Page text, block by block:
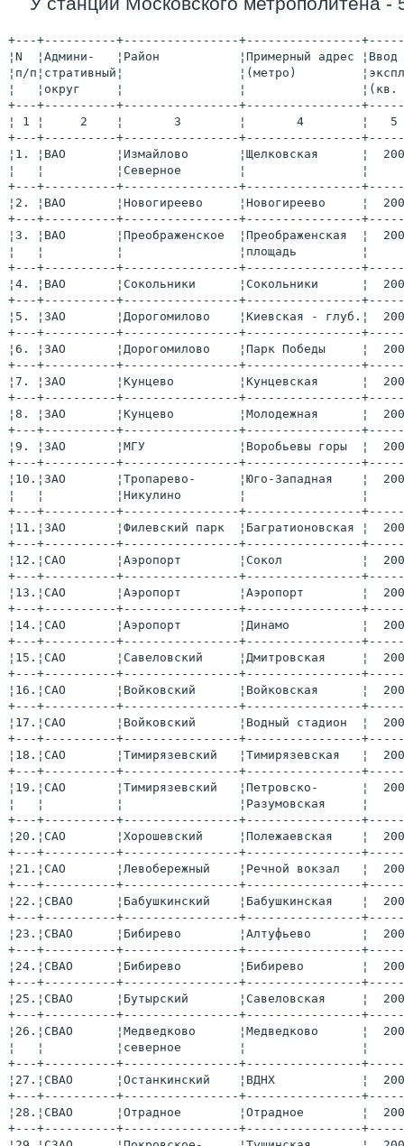
+---+----------+----------------+----------------
¦N  ¦Админи-   ¦Район           ¦Примерный адрес
¦п/п¦стративный¦                ¦(метро)         ¦экспл.
¦   ¦округ     ¦                ¦                ¦(кв.
+---+----------+----------------+----------------
¦ 1 ¦     2    ¦       3        ¦       4        ¦   5
+---+----------+----------------+----------------
¦1. ¦ВАО       ¦Измайлово       ¦Щелковская      ¦  200
¦   ¦          ¦Северное        ¦                ¦
+---+----------+----------------+----------------
¦2. ¦ВАО       ¦Новогиреево     ¦Новогиреево     ¦
+---+----------+----------------+----------------
¦3. ¦ВАО       ¦Преображенское  ¦Преображенская  ¦
¦   ¦          ¦                ¦площадь         ¦
+---+----------+----------------+----------------
¦4. ¦ВАО       ¦Сокольники      ¦Сокольники      ¦  200
+---+----------+----------------+----------------
¦5. ¦ЗАО       ¦Дорогомилово    ¦Киевская - глуб.¦
+---+----------+----------------+----------------
¦6. ¦ЗАО       ¦Дорогомилово    ¦Парк Победы     ¦
+---+----------+----------------+----------------
¦7. ¦ЗАО       ¦Кунцево         ¦Кунцевская      ¦  200
+---+----------+----------------+----------------
¦8. ¦ЗАО       ¦Кунцево         ¦Молодежная      ¦  200
+---+----------+----------------+----------------
¦9. ¦ЗАО       ¦МГУ             ¦Воробьевы горы  ¦  200
+---+----------+----------------+----------------
¦10.¦ЗАО       ¦Тропарево-      ¦Юго-Западная    ¦  200
¦   ¦          ¦Никулино        ¦                ¦
+---+----------+----------------+----------------
¦11.¦ЗАО       ¦Филевский парк  ¦Багратионовская ¦
+---+----------+----------------+----------------
¦12.¦САО       ¦Аэропорт        ¦Сокол           ¦  200
+---+----------+----------------+----------------
¦13.¦САО       ¦Аэропорт        ¦Аэропорт        ¦  200
+---+----------+----------------+----------------
¦14.¦САО       ¦Аэропорт        ¦Динамо          ¦  200
+---+----------+----------------+----------------
¦15.¦САО       ¦Савеловский     ¦Дмитровская     ¦
+---+----------+----------------+----------------
¦16.¦САО       ¦Войковский      ¦Войковская      ¦  200
+---+----------+----------------+----------------
¦17.¦САО       ¦Войковский      ¦Водный стадион  ¦
+---+----------+----------------+----------------
¦18.¦САО       ¦Тимирязевский   ¦Тимирязевская   ¦
+---+----------+----------------+----------------
¦19.¦САО       ¦Тимирязевский   ¦Петровско-      ¦
¦   ¦          ¦                ¦Разумовская     ¦
+---+----------+----------------+----------------
¦20.¦САО       ¦Хорошевский     ¦Полежаевская    ¦
+---+----------+----------------+----------------
¦21.¦САО       ¦Левобережный    ¦Речной вокзал   ¦
+---+----------+----------------+----------------
¦22.¦СВАО      ¦Бабушкинский    ¦Бабушкинская    ¦
+---+----------+----------------+----------------
¦23.¦СВАО      ¦Бибирево        ¦Алтуфьево       ¦  200
+---+----------+----------------+----------------
¦24.¦СВАО      ¦Бибирево        ¦Бибирево        ¦  200
+---+----------+----------------+----------------
¦25.¦СВАО      ¦Бутырский       ¦Савеловская     ¦
+---+----------+----------------+----------------
¦26.¦СВАО      ¦Медведково      ¦Медведково      ¦
¦   ¦          ¦северное        ¦                ¦
+---+----------+----------------+----------------
¦27.¦СВАО      ¦Останкинский    ¦ВДНХ            ¦  200
+---+----------+----------------+----------------
¦28.¦СВАО      ¦Отрадное        ¦Отрадное        ¦  200
+---+----------+----------------+----------------